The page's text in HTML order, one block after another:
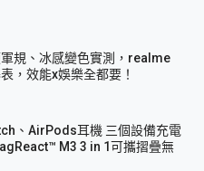
規、冰感變色實測，realme
，效能x娛樂全都要！
、AirPods耳機 三個設備充電
M3 3 in 1可攜摺疊無